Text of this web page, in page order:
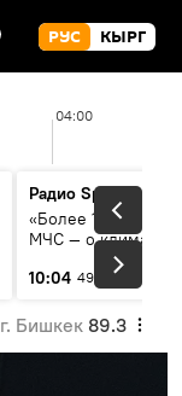
РУС КЫРГ
04:00
Радио Sputnik
«Более 1200 сёл в
МЧС — о климате,
системе
населения
10:04 49 мин
г. Бишкек 89.3